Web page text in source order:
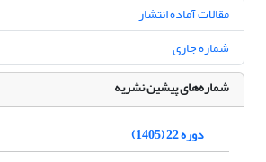
مقالات آماده انتشار
شماره جاری
شماره‌های پیشین نشریه
دوره 22 (1405)